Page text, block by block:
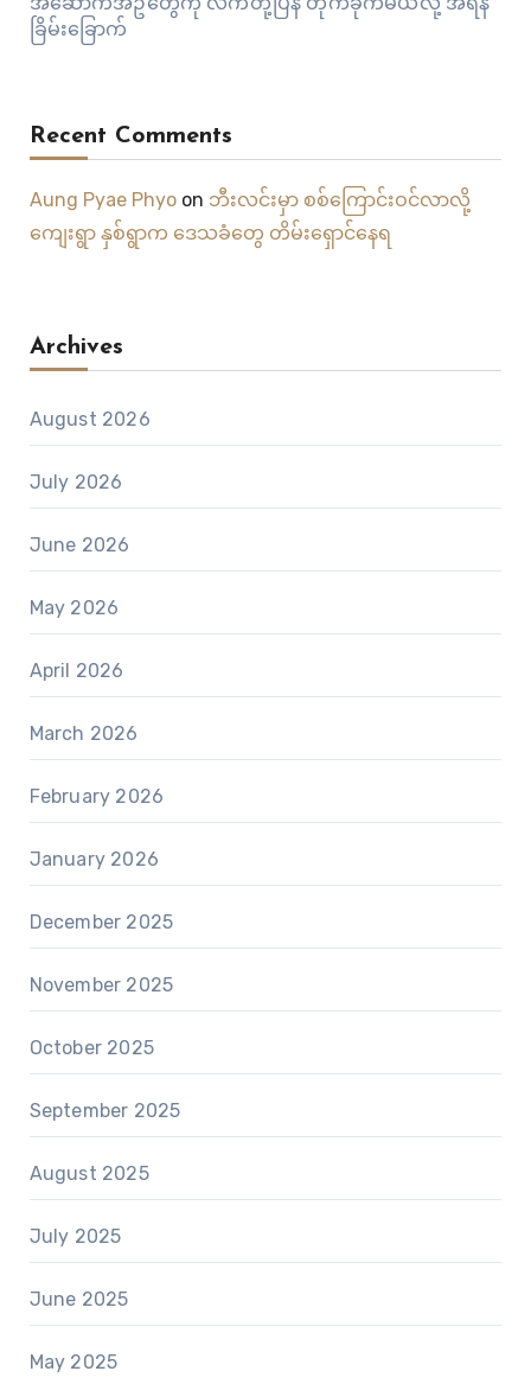
ခြိမ်းခြောက်
Recent Comments
Aung Pyae Phyoon ဘီးလင်းမှာ စစ်ကြောင်းဝင်လာလို့
ကျေးရွာ နှစ်ရွာက ဒေသခံတွေ တိမ်းရှောင်နေရ
Archives
August 2026
July 2026
June 2026
May 2026
April 2026
March 2026
February 2026
January 2026
December 2025
November 2025
October 2025
September 2025
August 2025
July 2025
June 2025
May 2025